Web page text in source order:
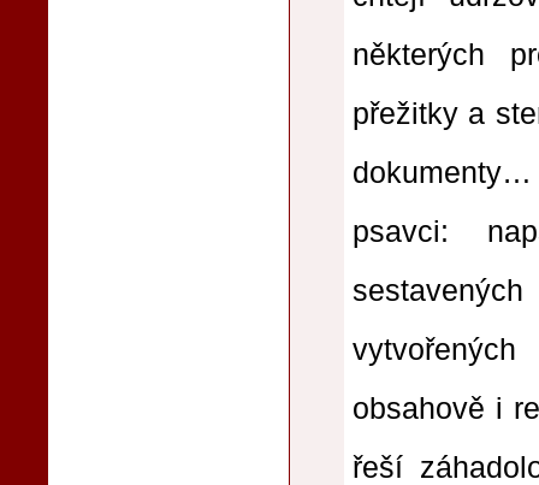
některých
přežitky a
psavci:
obsahově i
řeší